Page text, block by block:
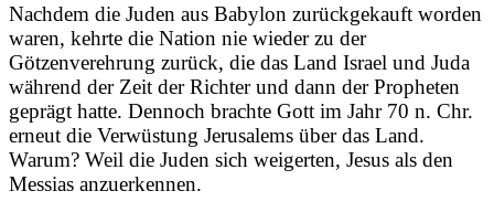
Nachdem die Juden aus Babylon zurückgekauft worden
waren, kehrte die Nation nie wieder zu der
Götzenverehrung zurück, die das Land Israel und Juda
während der Zeit der Richter und dann der Propheten
geprägt hatte. Dennoch brachte Gott im Jahr 70 n. Chr.
erneut die Verwüstung Jerusalems über das Land.
Warum? Weil die Juden sich weigerten, Jesus als den
Messias anzuerkennen.